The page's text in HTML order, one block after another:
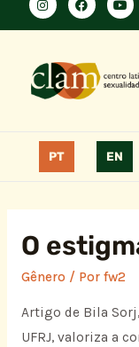
PT EN
O
Gênero / Por fw2
Artigo de Bila
UFRJ, valoriza a